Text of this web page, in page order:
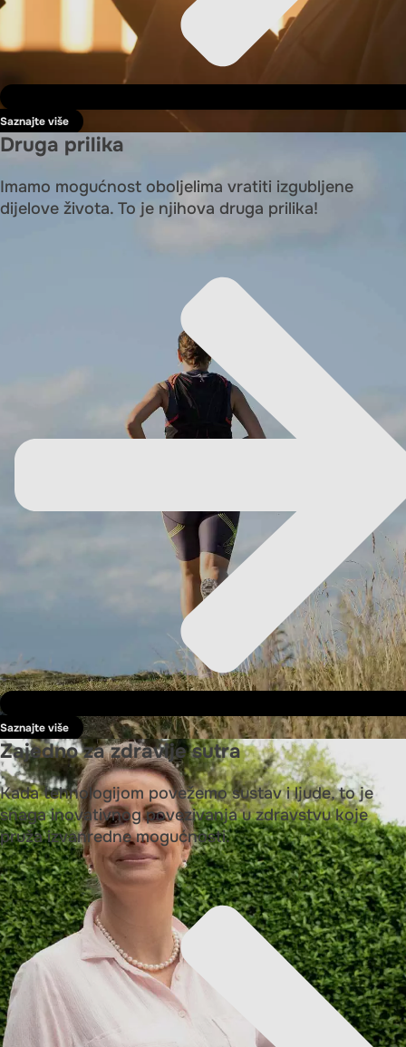
Saznajte više
Druga prilika
Imamo mogućnost oboljelima vratiti izgubljene
dijelove života. To je njihova druga prilika!
Saznajte više
Zajedno za zdravije sutra
Kada tehnologijom povežemo sustav i ljude, to je
snaga inovativnog povezivanja u zdravstvu koje
pruža izvanredne mogućnosti.